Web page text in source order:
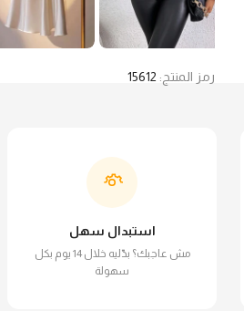
رمز المنتج: 15612
استبدال سهل
مش عاجبك؟ بدّليه خلال 14 يوم بكل
سهولة